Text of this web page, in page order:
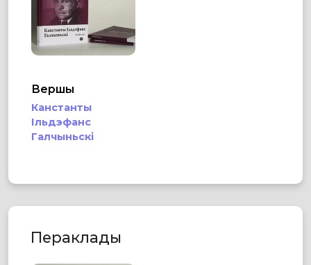
Вершы
Канстанты
Ільдэфанс
Галчыньскі
Пераклады